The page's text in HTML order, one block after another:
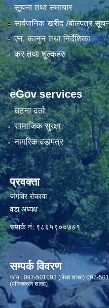
सूचना तथा समाचार
सार्वजनिक खरीद /बोलपत्र
एन, कानुन तथा निर्देशिका
कर तथा शुल्कहरु
eGov services
घटना दर्ता
सामाजिक सुरक्षा
नागरिक वडापत्र
प्रवक्ता
जंगविर रोकाया
वडा अध्यक्ष
सम्पर्क नं: ९८६५९००७७१
सम्पर्क विवरण
फाेन : 097-501093 (लेखा शाखा) 097-
(पञ्जिकरण शाखा)